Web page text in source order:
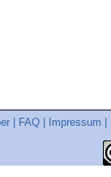
FAQ Impressum